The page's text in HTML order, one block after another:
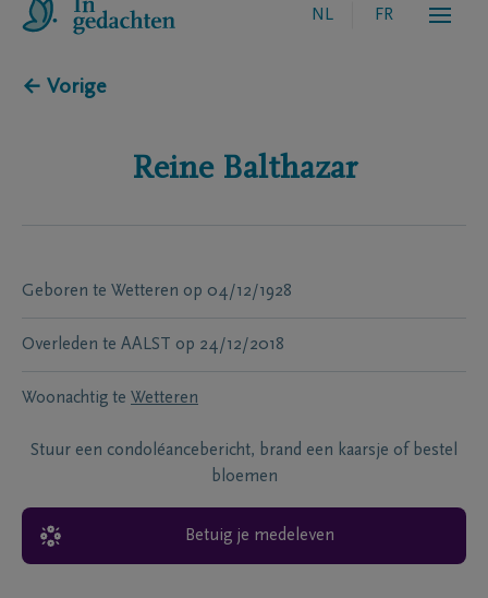
NL FR
← Vorige
Reine Balthazar
Geboren te Wetteren op 04/12/1928
Overleden te AALST op 24/12/2018
Woonachtig te Wetteren
Stuur een condoléancebericht, brand een kaarsje of bestel
bloemen
Betuig je medeleven